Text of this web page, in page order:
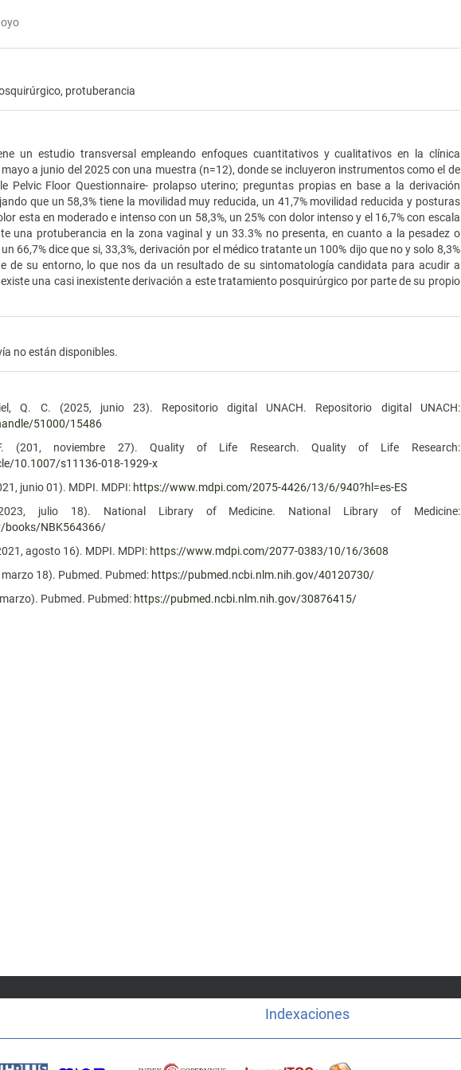
protuberancia
un estudio transversal empleando enfoques cuantitativos y cualitativos en la clínica
a junio del 2025 con una muestra (n=12), donde se incluyeron instrumentos como el de
Pelvic Floor Questionnaire- prolapso uterino; preguntas propias en base a la derivación
que un 58,3% tiene la movilidad muy reducida, un 41,7% movilidad reducida y posturas
esta en moderado e intenso con un 58,3%, un 25% con dolor intenso y el 16,7% con escala
una protuberancia en la zona vaginal y un 33.3% no presenta, en cuanto a la pesadez o
66,7% dice que si, 33,3%, derivación por el médico tratante un 100% dijo que no y solo 8,3%
de su entorno, lo que nos da un resultado de su sintomatología candidata para acudir a
una casi inexistente derivación a este tratamiento posquirúrgico por parte de su propio
no están disponibles.
Q. C. (2025, junio 23). Repositorio digital UNACH. Repositorio digital UNACH:
51000/15486
(201, noviembre 27). Quality of Life Research. Quality of Life Research:
10.1007/s11136-018-1929-x
junio 01). MDPI. MDPI: https://www.mdpi.com/2075-4426/13/6/940?hl=es-ES
julio 18). National Library of Medicine. National Library of Medicine:
books/NBK564366/
agosto 16). MDPI. MDPI: https://www.mdpi.com/2077-0383/10/16/3608
18). Pubmed. Pubmed: https://pubmed.ncbi.nlm.nih.gov/40120730/
Pubmed. Pubmed: https://pubmed.ncbi.nlm.nih.gov/30876415/
Indexaciones